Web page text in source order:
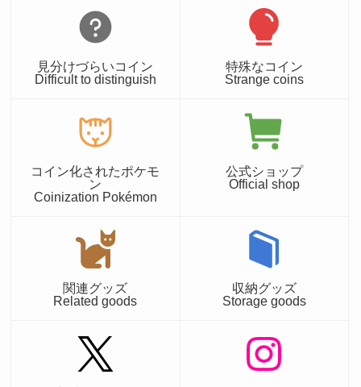
見分けづらいコイン
Difficult to distinguish
特殊なコイン
Strange coins
コイン化されたポケモ
ン
Coinization Pokémon
公式ショップ
Official shop
関連グッズ
Related goods
収納グッズ
Storage goods